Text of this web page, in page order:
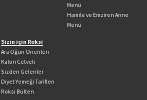
Menü
Hamile ve Emziren Anne
Menü
Sizin için Roksi
Ara Öğün Önerileri
Kalori Cetveli
Sizden Gelenler
Diyet Yemeği Tarifleri
Roksi Bülten